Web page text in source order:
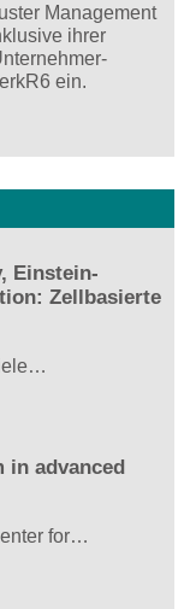
Management
ihrer
ein.
Einstein-
Zellbasierte
in advanced
for…